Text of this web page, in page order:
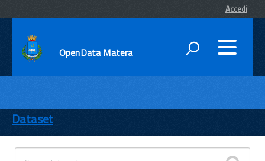
Accedi
OpenData Matera
ENTI
TEMI
INFORMAZIONI
Dataset